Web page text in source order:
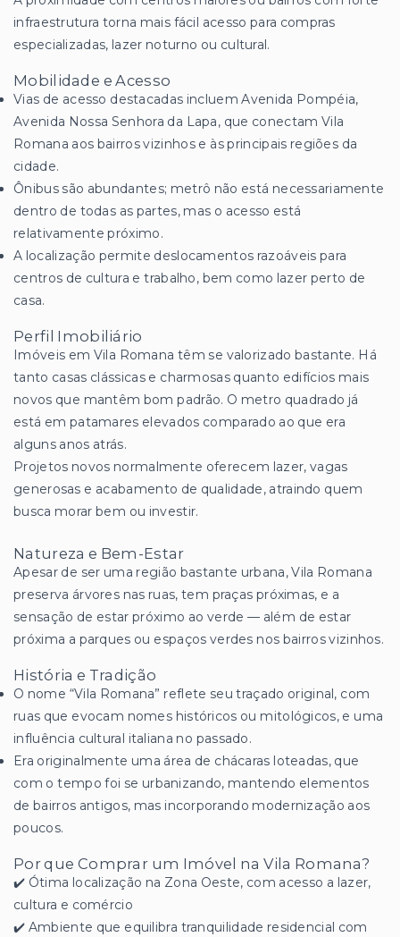
infraestrutura torna mais fácil acesso para compras
especializadas, lazer noturno ou cultural.
Mobilidade e Acesso
Vias de acesso destacadas incluem Avenida Pompéia,
Avenida Nossa Senhora da Lapa, que conectam Vila
Romana aos bairros vizinhos e às principais regiões da
cidade.
Ônibus são abundantes; metrô não está necessariamente
dentro de todas as partes, mas o acesso está
relativamente próximo.
A localização permite deslocamentos razoáveis para
centros de cultura e trabalho, bem como lazer perto de
casa.
Perfil Imobiliário
Imóveis em Vila Romana têm se valorizado bastante. Há
tanto casas clássicas e charmosas quanto edifícios mais
novos que mantêm bom padrão. O metro quadrado já
está em patamares elevados comparado ao que era
alguns anos atrás.
Projetos novos normalmente oferecem lazer, vagas
generosas e acabamento de qualidade, atraindo quem
busca morar bem ou investir.
Natureza e Bem-Estar
Apesar de ser uma região bastante urbana, Vila Romana
preserva árvores nas ruas, tem praças próximas, e a
sensação de estar próximo ao verde — além de estar
próxima a parques ou espaços verdes nos bairros vizinhos.
História e Tradição
O nome “Vila Romana” reflete seu traçado original, com
ruas que evocam nomes históricos ou mitológicos, e uma
influência cultural italiana no passado.
Era originalmente uma área de chácaras loteadas, que
com o tempo foi se urbanizando, mantendo elementos
de bairros antigos, mas incorporando modernização aos
poucos.
Por que Comprar um Imóvel na Vila Romana?
✔️ Ótima localização na Zona Oeste, com acesso a lazer,
cultura e comércio
✔️ Ambiente que equilibra tranquilidade residencial com